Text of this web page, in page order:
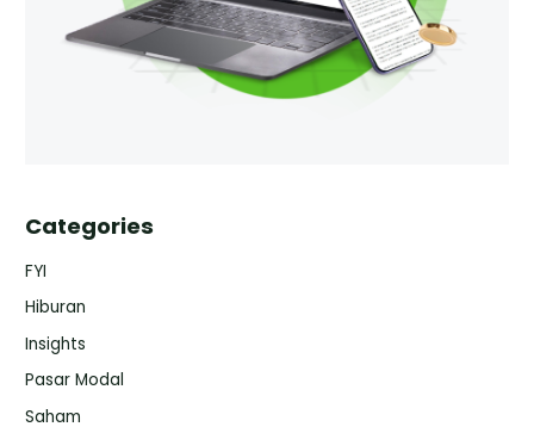
Categories
FYI
Hiburan
Insights
Pasar Modal
Saham